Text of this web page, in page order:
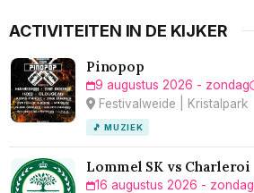
ACTIVITEITEN IN DE KIJKER
Pinopop
9 augustus 2026 - zondag
Festivalweide | Kristalpark
🎵 MUZIEK
Lommel SK vs Charleroi
16 augustus 2026 - zondag